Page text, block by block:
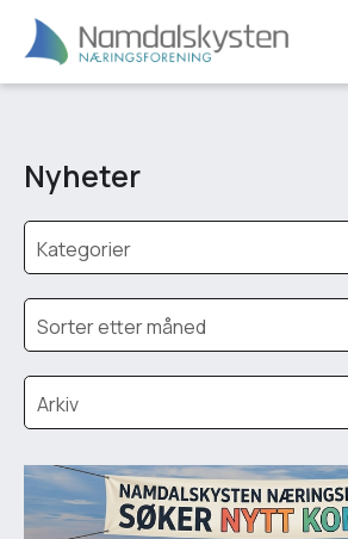
Nyheter
Kategorier
Sorter etter måned
Arkiv